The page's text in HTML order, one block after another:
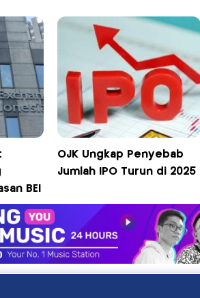
BEI
OJK Ungkap Penyebab
Jumlah IPO Turun di 2025